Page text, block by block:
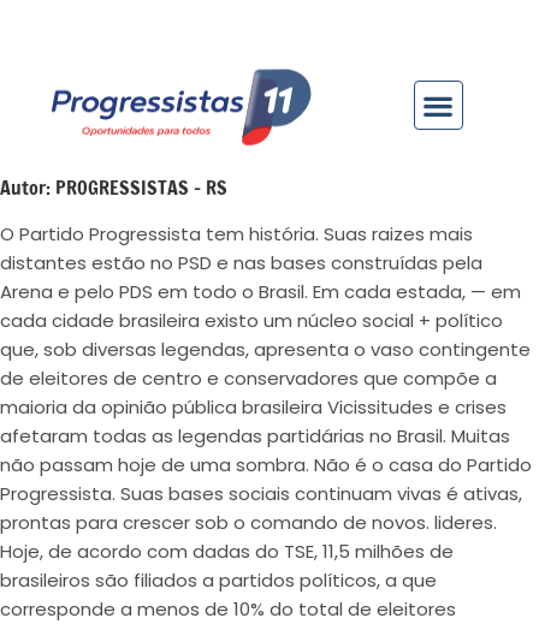
Autor: PROGRESSISTAS - RS
O Partido Progressista tem história. Suas raizes mais
distantes estão no PSD e nas bases construídas pela
Arena e pelo PDS em todo o Brasil. Em cada estada, — em
cada cidade brasileira existo um núcleo social + político
que, sob diversas legendas, apresenta o vaso contingente
de eleitores de centro e conservadores que compõe a
maioria da opinião pública brasileira Vicissitudes e crises
afetaram todas as legendas partidárias no Brasil. Muitas
não passam hoje de uma sombra. Não é o casa do Partido
Progressista. Suas bases sociais continuam vivas é ativas,
prontas para crescer sob o comando de novos. lideres.
Hoje, de acordo com dadas do TSE, 11,5 milhões de
brasileiros são filiados a partidos políticos, a que
corresponde a menos de 10% do total de eleitores